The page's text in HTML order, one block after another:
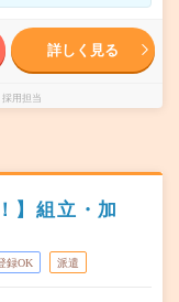
詳しく見る
用担当
】組立・加
録OK 派遣